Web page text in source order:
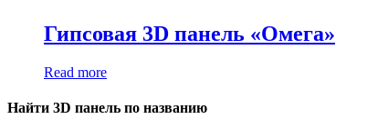
Гипсовая 3D панель «Омега»
Read more
Найти 3D панель по названию